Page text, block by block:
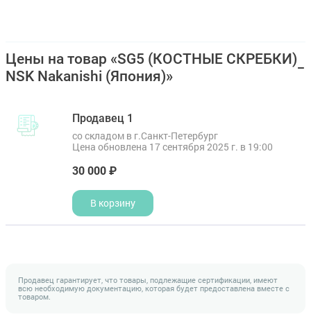
Цены на товар «SG5 (КОСТНЫЕ СКРЕБКИ)
NSK Nakanishi (Япония)»
Продавец 1
со складом в г.Санкт-Петербург
Цена обновлена 17 сентября 2025 г. в 19:00
30 000 ₽
В корзину
Продавец гарантирует, что товары, подлежащие сертификации, имеют
всю необходимую документацию, которая будет предоставлена вместе с
товаром.